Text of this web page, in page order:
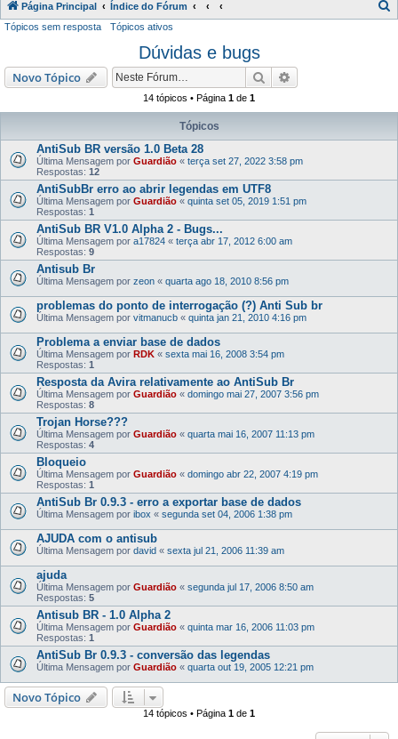
Página Principal Índice do Fórum
i
Tópicos sem resposta Tópicos ativos
Dúvidas e bugs
Novo Tópico Pesquisar
14 tópicos • Página 1 de 1
Tópicos
AntiSub BR versão 1.0 Beta 28
Última Mensagem por Guardião « terça set 27, 2022 3:58 pm
Respostas: 12
AntiSubBr erro ao abrir legendas em UTF8
Última Mensagem por Guardião « quinta set 05, 2019 1:51 pm
Respostas: 1
AntiSub BR V1.0 Alpha 2 - Bugs...
Última Mensagem por a17824 « terça abr 17, 2012 6:00 am
Respostas: 9
Antisub Br
Última Mensagem por zeon « quarta ago 18, 2010 8:56 pm
problemas do ponto de interrogação (?) Anti Sub br
Última Mensagem por vitmanucb « quinta jan 21, 2010 4:16 pm
Problema a enviar base de dados
Última Mensagem por RDK « sexta mai 16, 2008 3:54 pm
Respostas: 1
Resposta da Avira relativamente ao AntiSub Br
Última Mensagem por Guardião « domingo mai 27, 2007 3:56 pm
Respostas: 8
Trojan Horse???
Última Mensagem por Guardião « quarta mai 16, 2007 11:13 pm
Respostas: 4
Bloqueio
Última Mensagem por Guardião « domingo abr 22, 2007 4:19 pm
Respostas: 1
AntiSub Br 0.9.3 - erro a exportar base de dados
Última Mensagem por ibox « segunda set 04, 2006 1:38 pm
AJUDA com o antisub
Última Mensagem por david « sexta jul 21, 2006 11:39 am
ajuda
Última Mensagem por Guardião « segunda jul 17, 2006 8:50 am
Respostas: 5
Antisub BR - 1.0 Alpha 2
Última Mensagem por Guardião « quinta mar 16, 2006 11:03 pm
Respostas: 1
AntiSub Br 0.9.3 - conversão das legendas
Última Mensagem por Guardião « quarta out 19, 2005 12:21 pm
Novo Tópico
14 tópicos • Página 1 de 1